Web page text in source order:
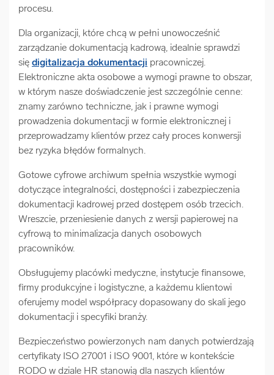
procesu.
Dla organizacji, które chcą w pełni unowocześnić
zarządzanie dokumentacją kadrową, idealnie sprawdzi
się digitalizacja dokumentacji pracowniczej.
Elektroniczne akta osobowe a wymogi prawne to obszar,
w którym nasze doświadczenie jest szczególnie cenne:
znamy zarówno techniczne, jak i prawne wymogi
prowadzenia dokumentacji w formie elektronicznej i
przeprowadzamy klientów przez cały proces konwersji
bez ryzyka błędów formalnych.
Gotowe cyfrowe archiwum spełnia wszystkie wymogi
dotyczące integralności, dostępności i zabezpieczenia
dokumentacji kadrowej przed dostępem osób trzecich.
Wreszcie, przeniesienie danych z wersji papierowej na
cyfrową to minimalizacja danych osobowych
pracowników.
Obsługujemy placówki medyczne, instytucje finansowe,
firmy produkcyjne i logistyczne, a każdemu klientowi
oferujemy model współpracy dopasowany do skali jego
dokumentacji i specyfiki branży.
Bezpieczeństwo powierzonych nam danych potwierdzają
certyfikaty ISO 27001 i ISO 9001, które w kontekście
RODO w dziale HR stanowią dla naszych klientów